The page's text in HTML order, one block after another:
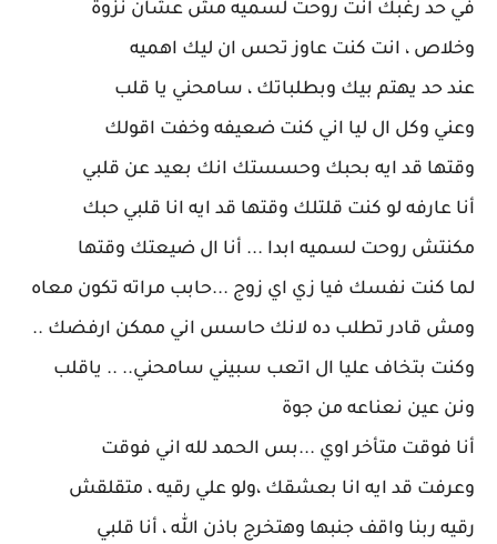
في حد رغبك انت روحت لسميه مش عشان نزوة
وخلاص ، انت كنت عاوز تحس ان ليك اهميه
عند حد يهتم بيك وبطلباتك ، سامحني يا قلب
وعني وكل ال ليا اني كنت ضعيفه وخفت اقولك
وقتها قد ايه بحبك وحسستك انك بعيد عن قلبي
أنا عارفه لو كنت قلتلك وقتها قد ايه انا قلبي حبك
مكنتش روحت لسميه ابدا ... أنا ال ضيعتك وقتها
لما كنت نفسك فيا زي اي زوج ...حابب مراته تكون معاه
ومش قادر تطلب ده لانك حاسس اني ممكن ارفضك ..
وكنت بتخاف عليا ال اتعب سبيني سامحني.. .. ياقلب
ونن عين نعناعه من جوة
أنا فوقت متأخر اوي ...بس الحمد لله اني فوقت
وعرفت قد ايه انا بعشقك ،ولو علي رقيه ، متقلقش
رقيه ربنا واقف جنبها وهتخرج باذن الله ، أنا قلبي